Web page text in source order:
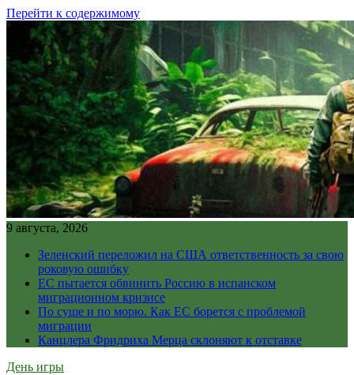
Перейти к содержимому
9 августа, 2026
Зеленский переложил на США ответственность за свою
роковую ошибку
ЕС пытается обвинить Россию в испанском
миграционном кризисе
По суше и по морю. Как ЕС борется с проблемой
миграции
Канцлера Фридриха Мерца склоняют к отставке
День игры